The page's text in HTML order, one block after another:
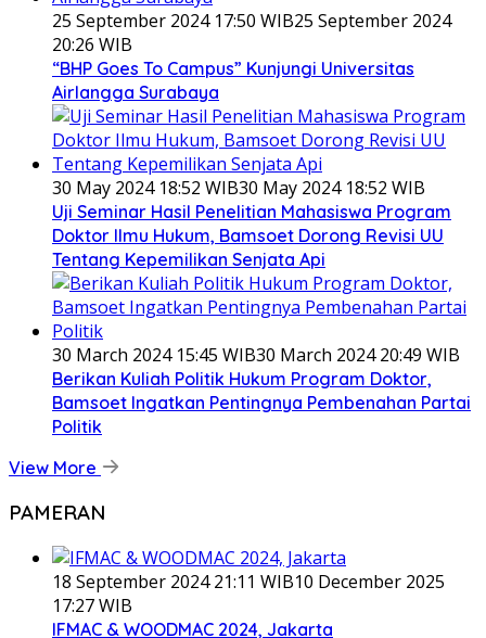
25 September 2024 17:50 WIB25 September 2024
20:26 WIB
“BHP Goes To Campus” Kunjungi Universitas
Airlangga Surabaya
30 May 2024 18:52 WIB30 May 2024 18:52 WIB
Uji Seminar Hasil Penelitian Mahasiswa Program
Doktor Ilmu Hukum, Bamsoet Dorong Revisi UU
Tentang Kepemilikan Senjata Api
30 March 2024 15:45 WIB30 March 2024 20:49 WIB
Berikan Kuliah Politik Hukum Program Doktor,
Bamsoet Ingatkan Pentingnya Pembenahan Partai
Politik
View More
PAMERAN
18 September 2024 21:11 WIB10 December 2025
17:27 WIB
IFMAC & WOODMAC 2024, Jakarta